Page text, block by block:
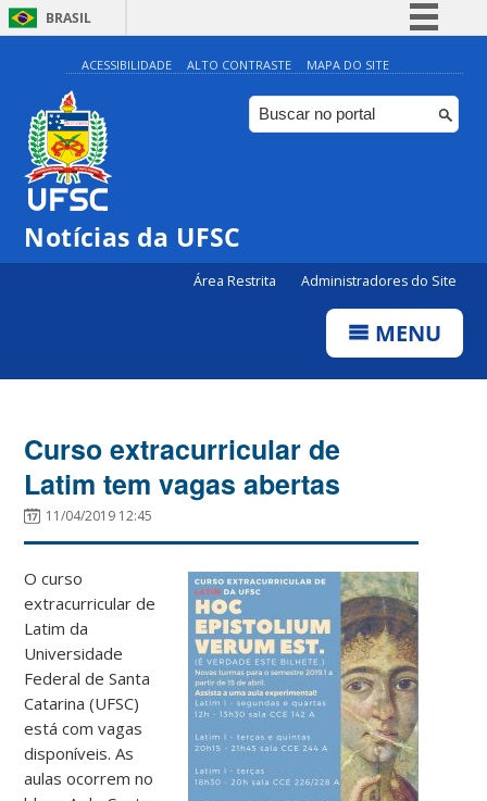
BRASIL
Simplifique!
Comunica BR
Participe
ACESSIBILIDADE ALTO CONTRASTE MAPA DO SITE
Notícias da UFSC
Área Restrita Administradores do Site
MENU
Curso extracurricular de
Latim tem vagas abertas
11/04/2019 12:45
O curso
extracurricular de
Latim da
Universidade
Federal de Santa
Catarina (UFSC)
está com vagas
disponíveis. As
aulas ocorrem no